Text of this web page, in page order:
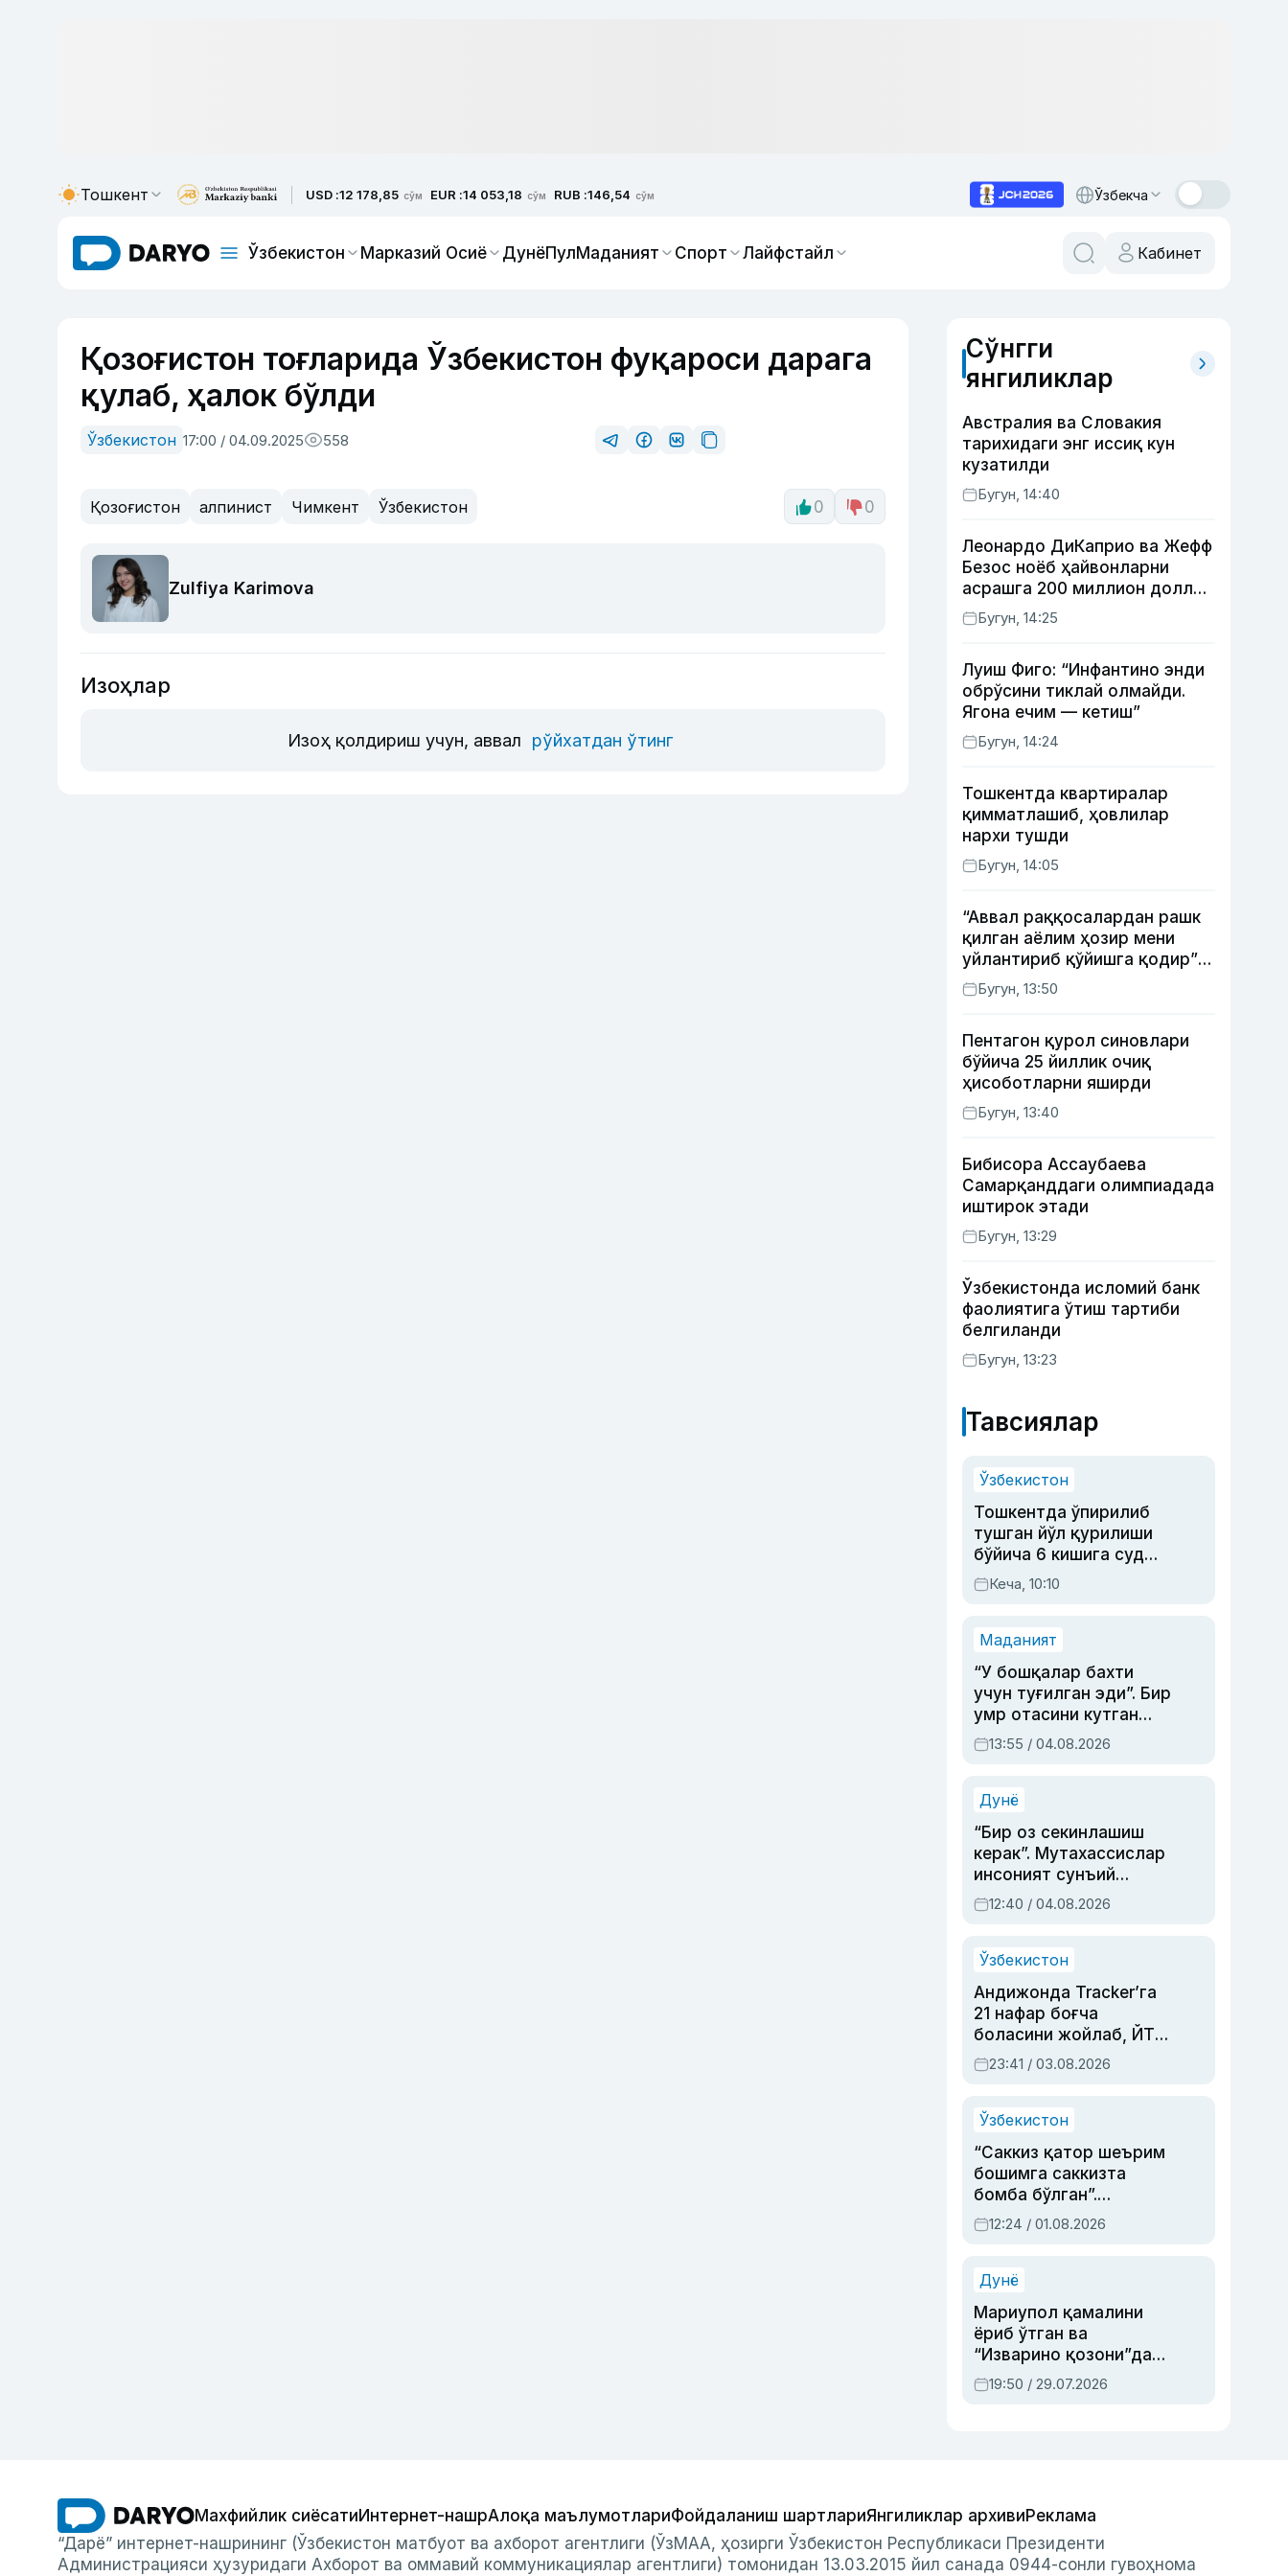
Тошкент USD :12 178,85 сўм EUR :14 053,18 сўм RUB :146,54 сўм Ўзбекча
Ўзбекистон Марказий Осиё ДунёПулМаданият Спорт Лайфстайл Кабинет
Қозоғистон тоғларида Ўзбекистон фуқароси дарага
қулаб, ҳалок бўлди
Ўзбекистон 17:00 / 04.09.2025 558
Қозоғистон алпинист Чимкент Ўзбекистон 0 0
Zulfiya Karimova
Изоҳлар
Изоҳ қолдириш учун, аввал рўйхатдан ўтинг
Сўнгги
янгиликлар
Австралия ва Словакия
тарихидаги энг иссиқ кун
кузатилди
Бугун, 14:40
Леонардо ДиКаприо ва Жефф
Безос ноёб ҳайвонларни
асрашга 200 миллион доллар
ажратди
Бугун, 14:25
Луиш Фиго: “Инфантино энди
обрўсини тиклай олмайди.
Ягона ечим — кетиш”
Бугун, 14:24
Тошкентда квартиралар
қимматлашиб, ҳовлилар
нархи тушди
Бугун, 14:05
“Аввал раққосалардан рашк
қилган аёлим ҳозир мени
уйлантириб қўйишга қодир”
— Анвар Собиров давлат
ишидаги фаолияти ва ўғил
гапирди
Бугун, 13:50
Пентагон қурол синовлари
бўйича 25 йиллик очиқ
ҳисоботларни яширди
Бугун, 13:40
Бибисора Ассаубаева
Самарқанддаги олимпиадада
иштирок этади
Бугун, 13:29
Ўзбекистонда исломий банк
фаолиятига ўтиш тартиби
белгиланди
Бугун, 13:23
Тавсиялар
Ўзбекистон
Тошкентда ўпирилиб
тушган йўл қурилиши
бўйича 6 кишига суд
ҳукми ўқилди
Кеча, 10:10
Маданият
“У бошқалар бахти
учун туғилган эди”. Бир
умр отасини кутган
актриса ва дубльяж
устаси Римма
синовларга тўла ҳаёти
13:55 / 04.08.2026
Дунё
“Бир оз секинлашиш
керак”. Мутахассислар
инсоният сунъий
интеллектни бошқара
олмай қолишидан
12:40 / 04.08.2026
Ўзбекистон
Андижонда Tracker’га
21 нафар боғча
боласини жойлаб, ЙТҲ
содир этган аёлга суд
ҳукми ўқилди
23:41 / 03.08.2026
Ўзбекистон
“Саккиз қатор шеърим
бошимга саккизта
бомба бўлган”.
Абдулла Ориповни
сиёсий айбловлардан
12:24 / 01.08.2026
Дунё
Мариупол қамалини
ёриб ўтган ва
“Изварино қозони”дан
чиққан қаҳрамон —
Украина армияси бош
19:50 / 29.07.2026
Махфийлик сиёсатиИнтернет-нашрАлоқа маълумотлариФойдаланиш шартлариЯнгиликлар архивиРеклама
“Дарё” интернет-нашрининг (Ўзбекистон матбуот ва ахборот агентлиги (ЎзМАА, ҳозирги Ўзбекистон Республикаси Президенти
Администрацияси ҳузуридаги Ахборот ва оммавий коммуникациялар агентлиги) томонидан 13.03.2015 йил санада 0944-сонли гувоҳнома